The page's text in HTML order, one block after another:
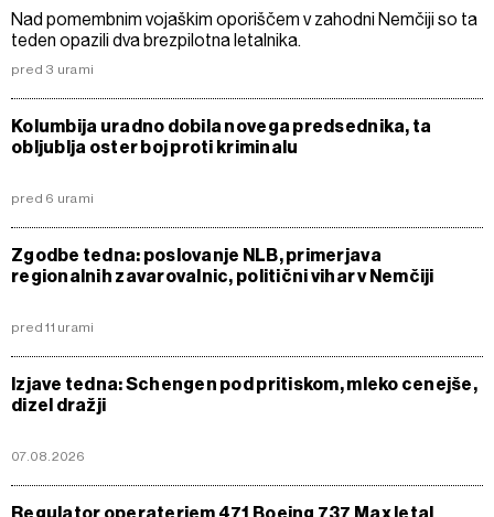
Nad pomembnim vojaškim oporiščem v zahodni Nemčiji so ta
teden opazili dva brezpilotna letalnika.
pred 3 urami
Kolumbija uradno dobila novega predsednika, ta
obljublja oster boj proti kriminalu
pred 6 urami
Zgodbe tedna: poslovanje NLB, primerjava
regionalnih zavarovalnic, politični vihar v Nemčiji
pred 11 urami
Izjave tedna: Schengen pod pritiskom, mleko cenejše,
dizel dražji
07.08.2026
Regulator operaterjem 471 Boeing 737 Max letal